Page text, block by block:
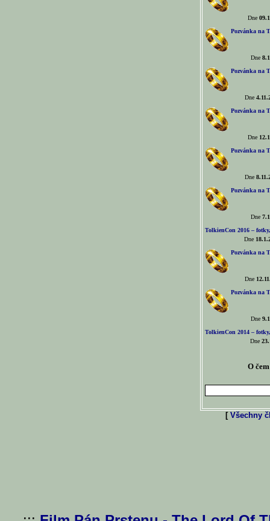
Dne
Pozvánka na
Dne
Pozvánka na
Dne
Pozvánka na
Dne
Pozvánka na
Dne
Pozvánka na
Dne
TolkienCon 2016 –
Dne
Pozvánka na
Dne
Pozvánka na
Dne
TolkienCon 2014 –
Dne
O
[ Všechny